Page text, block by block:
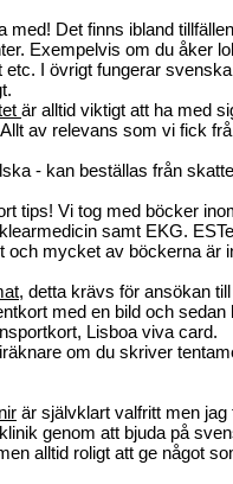
med! Det finns ibland
Exempelvis om du åker
I övrigt fungerar
är alltid viktigt att ha med
av relevans som vi fick
- kan beställas från
tips! Vi tog med böcker
samt EKG.
och mycket av böckerna är
, detta krävs för ansökan
med en bild och
Lisboa viva card.
om du skriver
är självklart valfritt men
genom att bjuda på
alltid roligt att ge något